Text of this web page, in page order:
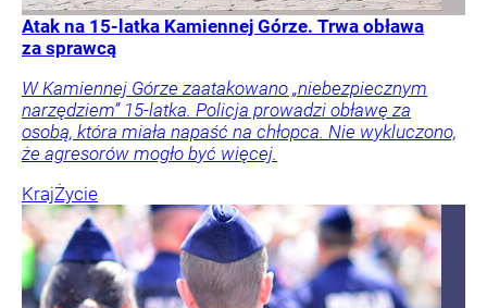
Atak na 15-latka Kamiennej Górze. Trwa obława
za sprawcą
W Kamiennej Górze zaatakowano „niebezpiecznym
narzędziem” 15-latka. Policja prowadzi obławę za
osobą, która miała napaść na chłopca. Nie wykluczono,
że agresorów mogło być więcej.
KrajŻycie